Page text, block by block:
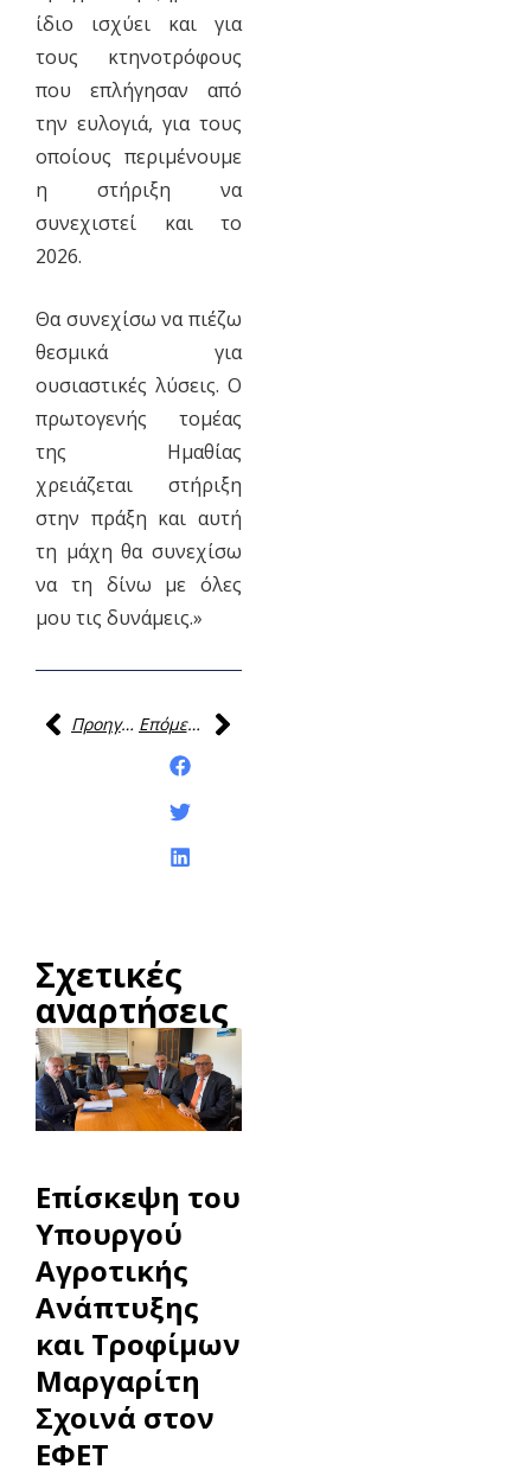
ίδιο ισχύει και για
τους κτηνοτρόφους
που επλήγησαν από
την ευλογιά, για τους
οποίους περιμένουμε
η στήριξη να
συνεχιστεί και το
2026.
Θα συνεχίσω να πιέζω
θεσμικά για
ουσιαστικές λύσεις. Ο
πρωτογενής τομέας
της Ημαθίας
χρειάζεται στήριξη
στην πράξη και αυτή
τη μάχη θα συνεχίσω
να τη δίνω με όλες
μου τις δυνάμεις.»
Προηγούμενη
Επόμενη
Σχετικές
αναρτήσεις
Επίσκεψη του
Υπουργού
Αγροτικής
Ανάπτυξης
και Τροφίμων
Μαργαρίτη
Σχοινά στον
ΕΦΕΤ